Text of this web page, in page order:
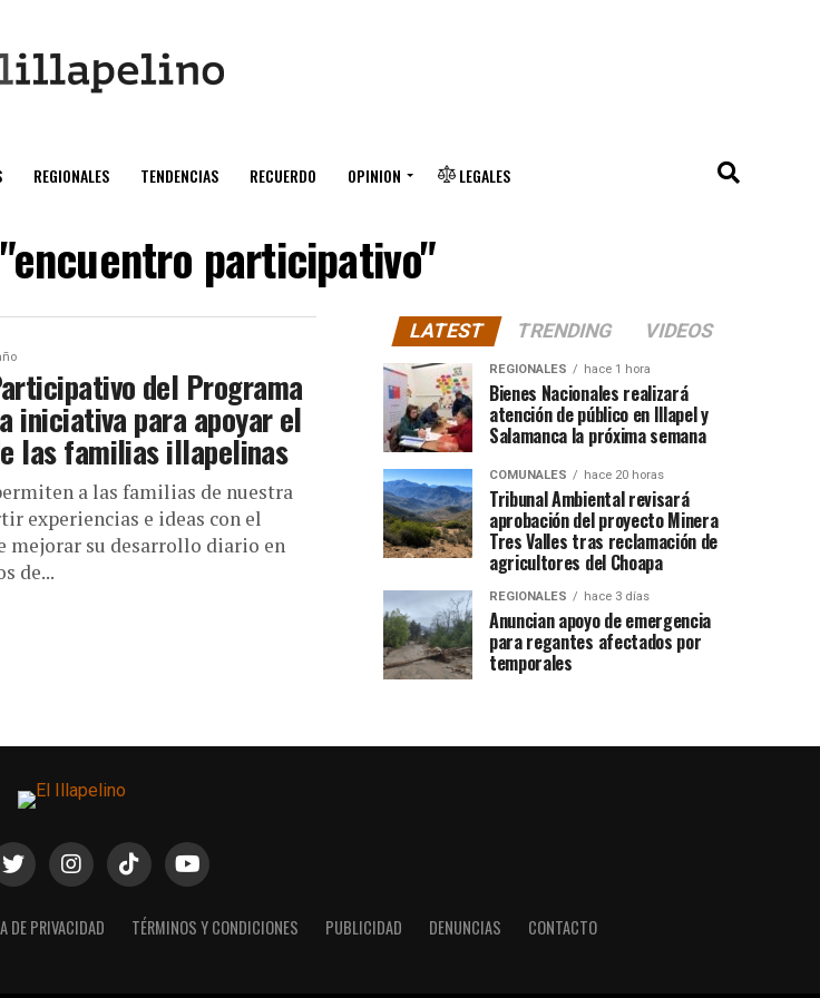
REGIONALES TENDENCIAS RECUERDO OPINION LEGALES
participativo"
del Programa
iniciativa para apoyar el
las familias illapelinas
a las familias de nuestra
experiencias e ideas con el
mejorar su desarrollo diario en
de...
LATEST TRENDING VIDEOS
REGIONALES hace 1 hora
Bienes Nacionales realizará
atención de público en Illapel y
Salamanca la próxima semana
COMUNALES hace 20 horas
Tribunal Ambiental revisará
aprobación del proyecto Minera
Tres Valles tras reclamación de
agricultores del Choapa
REGIONALES hace 3 días
Anuncian apoyo de emergencia
para regantes afectados por
temporales
DE PRIVACIDAD TÉRMINOS Y CONDICIONES PUBLICIDAD DENUNCIAS CONTACTO